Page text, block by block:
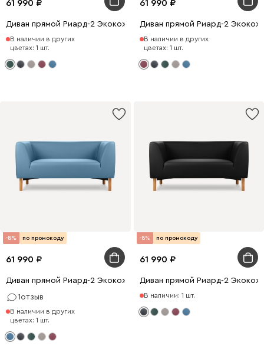
61 990
Диван прямой Риард-2 Экокожа Зеленый
В наличии в других
цветах: 1 шт.
61 990
Диван прямой Риард-2
В наличии в других
цветах: 1 шт.
-8% по промокоду
61 990
Диван прямой Риард-2 Экокожа Голубой
1отзыв
В наличии в других
цветах: 1 шт.
-8% по промокоду
61 990
Диван прямой Риард-2
В наличии: 1 шт.